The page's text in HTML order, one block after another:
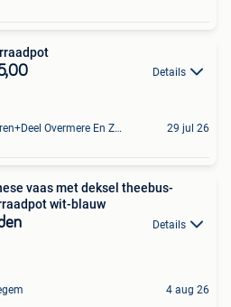
Details
Lokeren+Deel Overmere En Zele 29 jul 26
vaas met deksel theebus-
wit-blauw
Details
4 aug 26